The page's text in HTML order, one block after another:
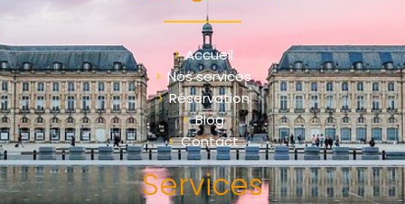
Accueil
Nos services
Réservation
Blog
Contact
Services